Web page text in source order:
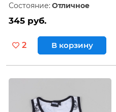
Состояние: Отличное
345 руб.
2 В корзину